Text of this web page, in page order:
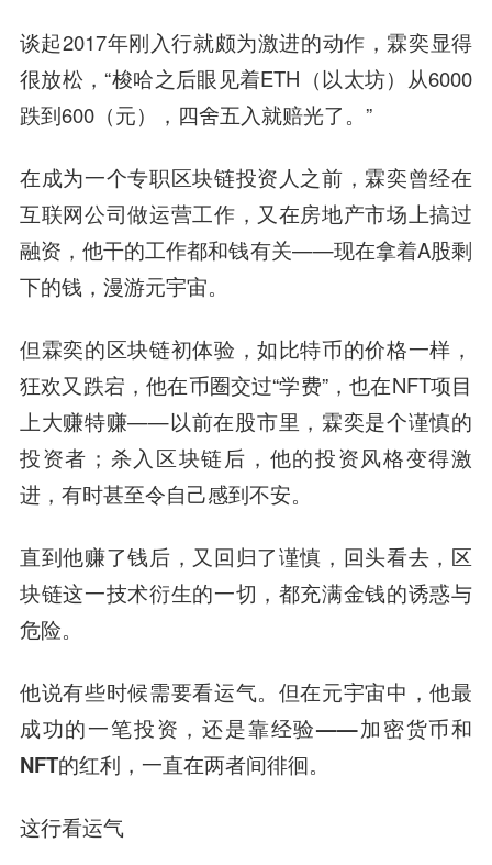
谈起2017年刚入行就颇为激进的动作，霖奕显得
很放松，“梭哈之后眼见着ETH（以太坊）从6000
跌到600（元），四舍五入就赔光了。”
在成为一个专职区块链投资人之前，霖奕曾经在
互联网公司做运营工作，又在房地产市场上搞过
融资，他干的工作都和钱有关——现在拿着A股剩
下的钱，漫游元宇宙。
但霖奕的区块链初体验，如比特币的价格一样，
狂欢又跌宕，他在币圈交过“学费”，也在NFT项目
上大赚特赚——以前在股市里，霖奕是个谨慎的
投资者；杀入区块链后，他的投资风格变得激
进，有时甚至令自己感到不安。
直到他赚了钱后，又回归了谨慎，回头看去，区
块链这一技术衍生的一切，都充满金钱的诱惑与
危险。
他说有些时候需要看运气。但在元宇宙中，他最
成功的一笔投资，还是靠经验——加密货币和
NFT的红利，一直在两者间徘徊。
这行看运气